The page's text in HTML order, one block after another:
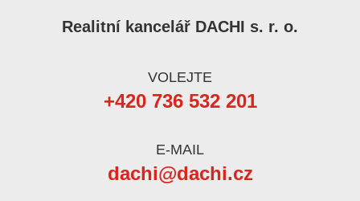
Realitní kancelář DACHI s. r. o.
VOLEJTE
+420 736 532 201
E-MAIL
dachi@dachi.cz